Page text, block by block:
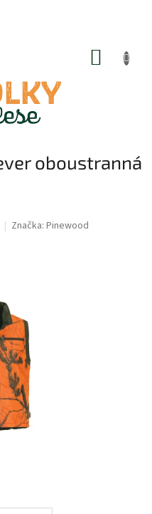
oboustranná
Značka: Pinewood